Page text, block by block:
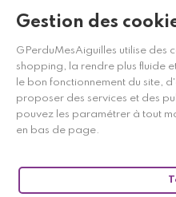
Gestion des
GPerduMesAiguilles utilise
shopping, la rendre plus fluide
le bon fonctionnement du site,
proposer des services et des
pouvez les paramétrer à tout
en bas de page.
Mon compte
Informations
Modes de paiement
Modes de livraison